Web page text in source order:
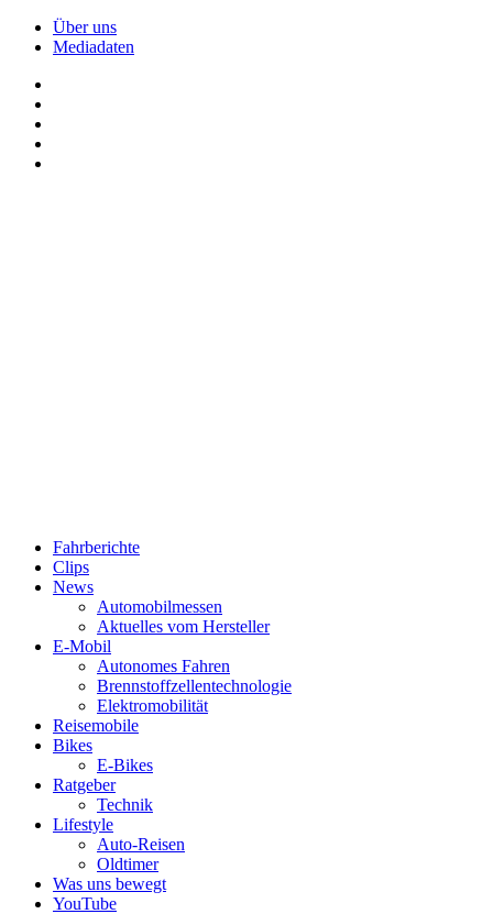
Über uns
Mediadaten
Fahrberichte
Clips
News
Automobilmessen
Aktuelles vom Hersteller
E-Mobil
Autonomes Fahren
Brennstoffzellentechnologie
Elektromobilität
Reisemobile
Bikes
E-Bikes
Ratgeber
Technik
Lifestyle
Auto-Reisen
Oldtimer
Was uns bewegt
YouTube